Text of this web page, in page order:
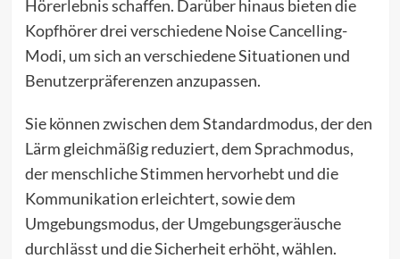
Hörerlebnis schaffen. Darüber hinaus bieten die
Kopfhörer drei verschiedene Noise Cancelling-
Modi, um sich an verschiedene Situationen und
Benutzerpräferenzen anzupassen.
Sie können zwischen dem Standardmodus, der den
Lärm gleichmäßig reduziert, dem Sprachmodus,
der menschliche Stimmen hervorhebt und die
Kommunikation erleichtert, sowie dem
Umgebungsmodus, der Umgebungsgeräusche
durchlässt und die Sicherheit erhöht, wählen.